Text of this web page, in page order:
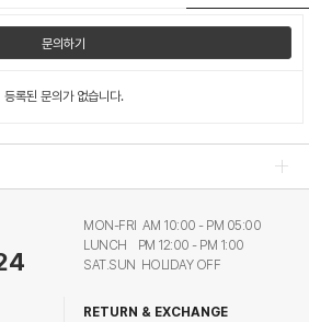
문의하기
등록된 문의가 없습니다.
MON-FRI AM 10:00 - PM 05:00
LUNCH PM 12:00 - PM 1:00
SAT.SUN HOLIDAY OFF
RETURN & EXCHANGE